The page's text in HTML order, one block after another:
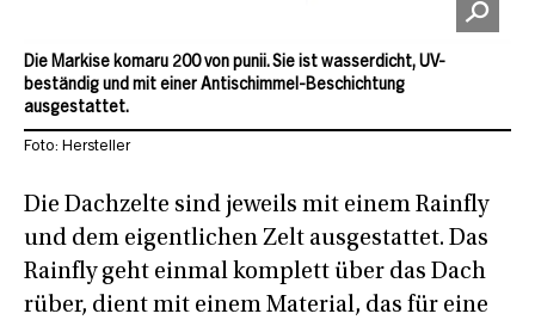
Die Dachzelte sind jeweils mit einem Rainfly
und dem eigentlichen Zelt ausgestattet. Das
Rainfly geht einmal komplett über das Dach
rüber, dient mit einem Material, das für eine
Die Markise komaru 200 von punii. Sie ist wasserdicht, UV-
beständig und mit einer Antischimmel-Beschichtung
ausgestattet.
Foto: Hersteller